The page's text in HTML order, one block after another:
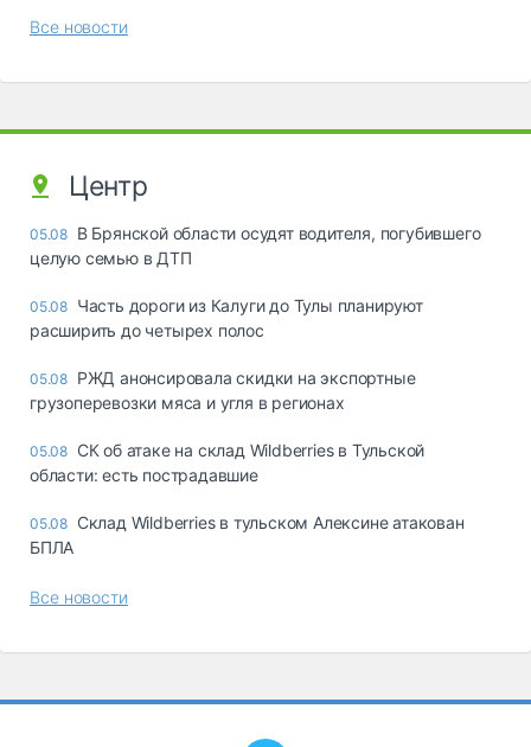
Все новости
Центр
05.08 В Брянской области осудят водителя, погубившего
целую семью в ДТП
05.08 Часть дороги из Калуги до Тулы планируют
расширить до четырех полос
05.08 РЖД анонсировала скидки на экспортные
грузоперевозки мяса и угля в регионах
05.08 СК об атаке на склад Wildberries в Тульской
области: есть пострадавшие
05.08 Склад Wildberries в тульском Алексине атакован
БПЛА
Все новости